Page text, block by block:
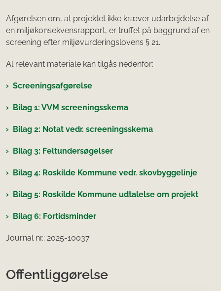
Afgørelsen om, at projektet ikke kræver udarbejdelse af
en miljøkonsekvensrapport, er truffet på baggrund af en
screening efter miljøvurderingslovens § 21.
Al relevant materiale kan tilgås nedenfor:
Screeningsafgørelse
Bilag 1: VVM screeningsskema
Bilag 2: Notat vedr. screeningsskema
Bilag 3: Feltundersøgelser
Bilag 4: Roskilde Kommune vedr. skovbyggelinje
Bilag 5: Roskilde Kommune udtalelse om projekt
Bilag 6: Fortidsminder
Journal nr.: 2025-10037
Offentliggørelse